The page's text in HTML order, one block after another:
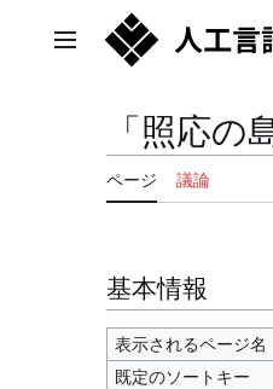
メインメニュー
「照応の
ページ 議論
基本情報
表示されるページ名
既定のソートキー